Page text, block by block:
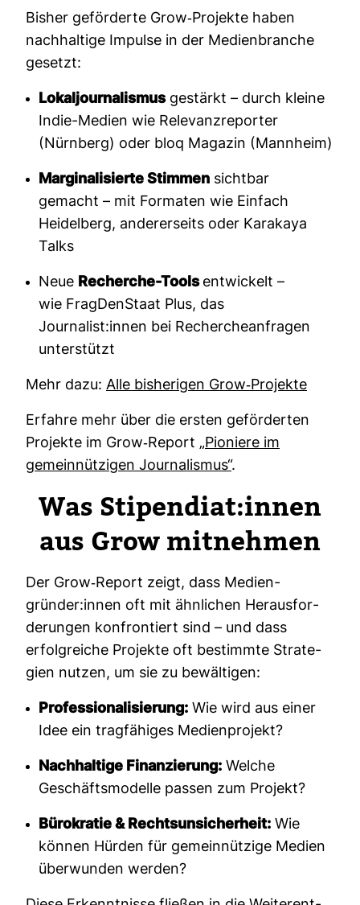
Bisher geför­derte Grow-​Pro­jekte haben
nach­hal­tige Impulse in der Medi­en­branche
gesetzt:
Lokaljournalismusgestärkt – durch kleine
Indie-Medien wie Relevanzreporter
(Nürnberg) oder bloq Magazin (Mannheim)
Marginalisierte Stimmen sichtbar
gemacht – mit Formaten wie Einfach
Heidelberg, andererseits oder Karakaya
Talks
Neue Recherche-Tools entwickelt –
wie FragDenStaat Plus, das
Journalist:innen bei Rechercheanfragen
unterstützt
Mehr dazu: Alle bis­he­rigen Grow-​Pro­jekte
Erfahre mehr über die ersten geför­derten
Pro­jekte im Grow-​Report „Pio­niere im
gemein­nüt­zigen Jour­na­lismus“.
Was Sti­pen­diat:innen
aus Grow mit­nehmen
Der Grow-​Report zeigt, dass Medi­en­
gründer:innen oft mit ähn­li­chen Her­aus­for­
de­rungen kon­fron­tiert sind – und dass
erfolg­reiche Pro­jekte oft bestimmte Stra­te­
gien nutzen, um sie zu bewäl­tigen:
Professionalisierung: Wie wird aus einer
Idee ein tragfähiges Medienprojekt?
Nachhaltige Finanzierung: Welche
Geschäftsmodelle passen zum Projekt?
Bürokratie & Rechtsunsicherheit: Wie
können Hürden für gemeinnützige Medien
überwunden werden?